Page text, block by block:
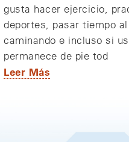
gusta hacer ejercicio,
deportes, pasar tiempo
caminando e incluso si
permanece de pie tod
Leer Más